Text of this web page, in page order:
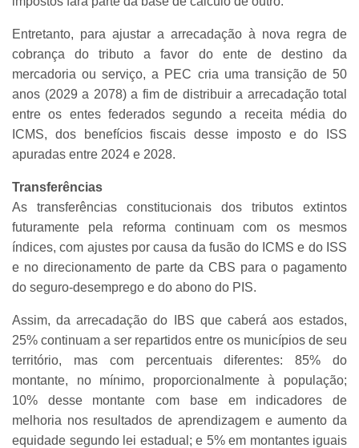
Entretanto, para ajustar a arrecadação à nova regra de
cobrança do tributo a favor do ente de destino da
mercadoria ou serviço, a PEC cria uma transição de 50
anos (2029 a 2078) a fim de distribuir a arrecadação total
entre os entes federados segundo a receita média do
ICMS, dos benefícios fiscais desse imposto e do ISS
apuradas entre 2024 e 2028.
Transferências
As transferências constitucionais dos tributos extintos
futuramente pela reforma continuam com os mesmos
índices, com ajustes por causa da fusão do ICMS e do ISS
e no direcionamento de parte da CBS para o pagamento
do seguro-desemprego e do abono do PIS.
Assim, da arrecadação do IBS que caberá aos estados,
25% continuam a ser repartidos entre os municípios de seu
território, mas com percentuais diferentes: 85% do
montante, no mínimo, proporcionalmente à população;
10% desse montante com base em indicadores de
melhoria nos resultados de aprendizagem e aumento da
equidade segundo lei estadual; e 5% em montantes iguais